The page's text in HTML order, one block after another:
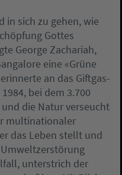
in sich zu gehen, wie
Gottes
George Zachariah,
eine «Grüne
an das Giftgas-
bei dem 3.700
die Natur verseucht
multinationaler
das Leben stellt und
unterstrich der